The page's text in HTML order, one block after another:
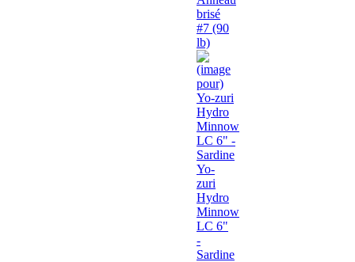
brisé
#7 (90
lb)
Yo-
zuri
Hydro
Minnow
LC 6"
-
Sardine